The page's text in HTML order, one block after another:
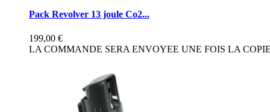
Pack Revolver 13 joule Co2...
199,00 €
LA COMMANDE SERA ENVOYEE UNE FOIS LA